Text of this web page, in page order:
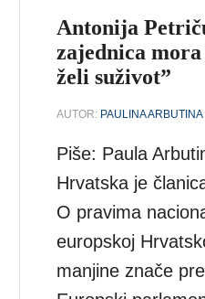
Antonija
zajednica
želi suživot”
AUTOR: PAULINA ARBUTINA
Piše: Paula
Hrvatska je
O pravima
europskoj
manjine znače